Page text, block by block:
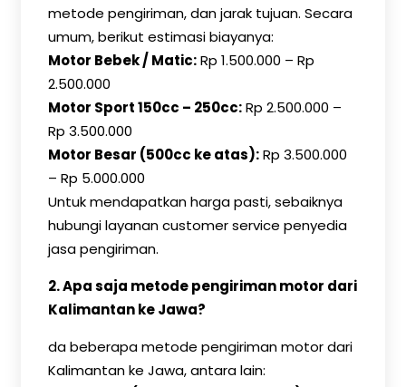
metode pengiriman, dan jarak tujuan. Secara
umum, berikut estimasi biayanya:
Motor Bebek / Matic:Rp 1.500.000 – Rp
2.500.000
Motor Sport 150cc – 250cc:Rp 2.500.000 –
Rp 3.500.000
Motor Besar (500cc ke atas):Rp 3.500.000
– Rp 5.000.000
Untuk mendapatkan harga pasti, sebaiknya
hubungi layanan customer service penyedia
jasa pengiriman.
2. Apa saja metode pengiriman motor dari
Kalimantan ke Jawa?
da beberapa metode pengiriman motor dari
Kalimantan ke Jawa, antara lain: